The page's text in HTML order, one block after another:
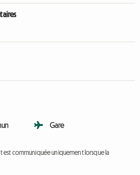
Gare
est communiquée uniquement lorsque la